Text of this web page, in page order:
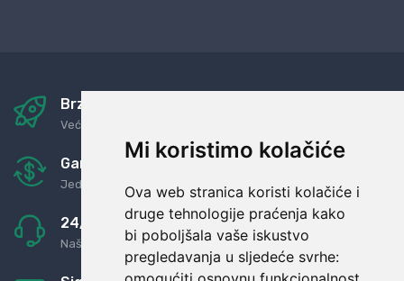
Mi koristimo kolačiće
Ova web stranica koristi kolačiće i
druge tehnologije praćenja kako
bi poboljšala vaše iskustvo
pregledavanja u sljedeće svrhe:
Brza i sigurna dostava
Već za nekoliko dana kod vas
Garancija u povrat novaca
Jednostavno pravilo: Roba za novac
24/7 odlična podrška
Naši agenti uvijek na raspolaganju